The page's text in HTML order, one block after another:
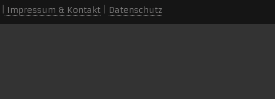
Impressum & Kontakt Datenschutz